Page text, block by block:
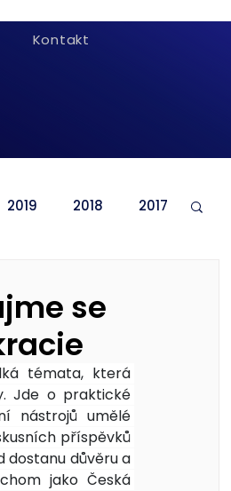
Kontakt
2019 2018 2017
se
témata, která
Jde o praktické
nástrojů umělé
příspěvků
dostanu důvěru a
jako Česká